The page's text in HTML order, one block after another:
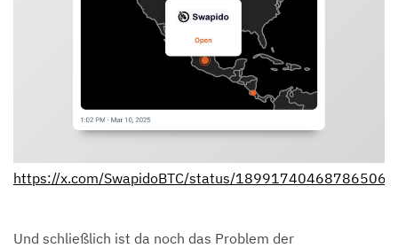
https://x.com/SwapidoBTC/status/
Und schließlich ist da noch das Problem der